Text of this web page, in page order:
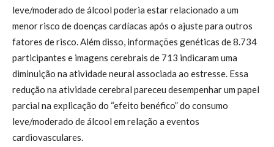
leve/moderado de álcool poderia estar relacionado a um
menor risco de doenças cardíacas após o ajuste para outros
fatores de risco. Além disso, informações genéticas de 8.734
participantes e imagens cerebrais de 713 indicaram uma
diminuição na atividade neural associada ao estresse. Essa
redução na atividade cerebral pareceu desempenhar um papel
parcial na explicação do “efeito benéfico” do consumo
leve/moderado de álcool em relação a eventos
cardiovasculares.